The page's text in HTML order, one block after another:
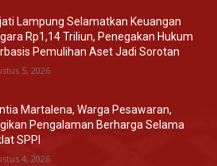
Lampung Selamatkan Keuangan
Rp1,14 Triliun, Penegakan Hukum
Pemulihan Aset Jadi Sorotan
5, 2026
Martalena, Warga Pesawaran,
Pengalaman Berharga Selama
SPPI
4, 2026